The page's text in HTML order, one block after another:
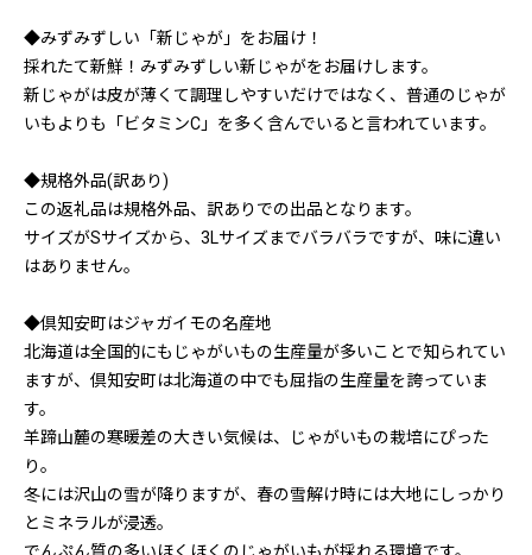
◆みずみずしい「新じゃが」をお届け！
採れたて新鮮！みずみずしい新じゃがをお届けします。
新じゃがは皮が薄くて調理しやすいだけではなく、普通のじゃが
いもよりも「ビタミンC」を多く含んでいると言われています。
◆規格外品(訳あり)
この返礼品は規格外品、訳ありでの出品となります。
サイズがSサイズから、3Lサイズまでバラバラですが、味に違い
はありません。
◆倶知安町はジャガイモの名産地
北海道は全国的にもじゃがいもの生産量が多いことで知られてい
ますが、倶知安町は北海道の中でも屈指の生産量を誇っていま
す。
羊蹄山麓の寒暖差の大きい気候は、じゃがいもの栽培にぴった
り。
冬には沢山の雪が降りますが、春の雪解け時には大地にしっかり
とミネラルが浸透。